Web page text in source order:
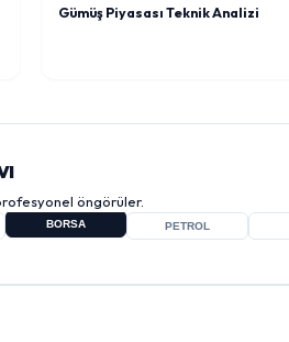
Gümüş Piyasası Teknik Analizi
öngörüler.
BORSA PETROL